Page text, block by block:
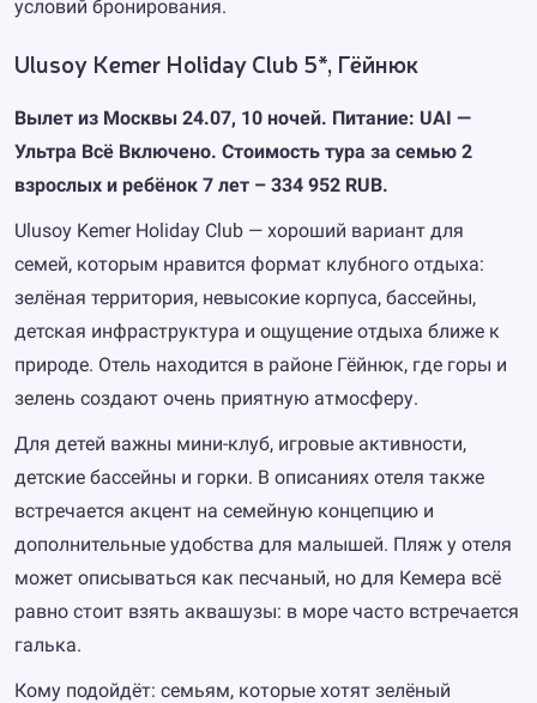
условий бронирования.
Ulusoy Kemer Holiday Club 5*, Гёйнюк
Вылет из Москвы 24.07, 10 ночей. Питание: UAI —
Ультра Всё Включено. Стоимость тура за семью 2
взрослых и ребёнок 7 лет – 334 952 RUB.
Ulusoy Kemer Holiday Club — хороший вариант для
семей, которым нравится формат клубного отдыха:
зелёная территория, невысокие корпуса, бассейны,
детская инфраструктура и ощущение отдыха ближе к
природе. Отель находится в районе Гёйнюк, где горы и
зелень создают очень приятную атмосферу.
Для детей важны мини-клуб, игровые активности,
детские бассейны и горки. В описаниях отеля также
встречается акцент на семейную концепцию и
дополнительные удобства для малышей. Пляж у отеля
может описываться как песчаный, но для Кемера всё
равно стоит взять аквашузы: в море часто встречается
галька.
Кому подойдёт: семьям, которые хотят зелёный